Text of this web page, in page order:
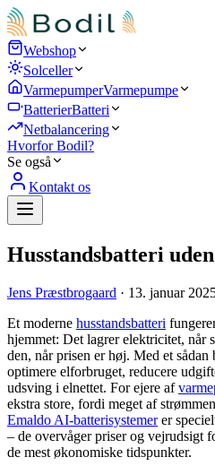
Webshop
Solceller
VarmepumperVarmepumpe
BatterierBatteri
Netbalancering
Hvorfor Bodil?
Se også
Kontakt os
Husstandsbatteri
Jens Præstbrogaard · 13. januar
Et moderne husstandsbatteri
hjemmet: Det lagrer elektricitet, når
den, når prisen er høj. Med et
optimere elforbruget, reducere
udsving i elnettet. For ejere af
ekstra store, fordi meget af
Emaldo AI-batterisystemerer
– de overvåger priser og vejrudsigt
de mest økonomiske tidspunkter.